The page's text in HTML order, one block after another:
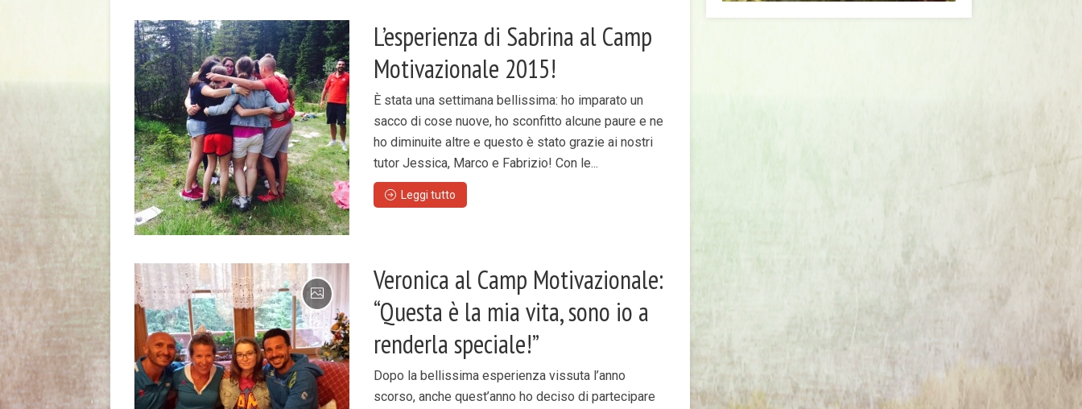
L’esperienza di Sabrina al Camp
Motivazionale 2015!
È stata una settimana bellissima: ho imparato un
sacco di cose nuove, ho sconfitto alcune paure e ne
ho diminuite altre e questo è stato grazie ai nostri
tutor Jessica, Marco e Fabrizio! Con le...
Leggi tutto
Veronica al Camp Motivazionale:
“Questa è la mia vita, sono io a
renderla speciale!”
Dopo la bellissima esperienza vissuta l’anno
scorso, anche quest’anno ho deciso di partecipare